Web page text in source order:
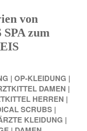
von
zum
| OP-KLEIDUNG |
DAMEN |
HERREN |
SCRUBS |
KLEIDUNG |